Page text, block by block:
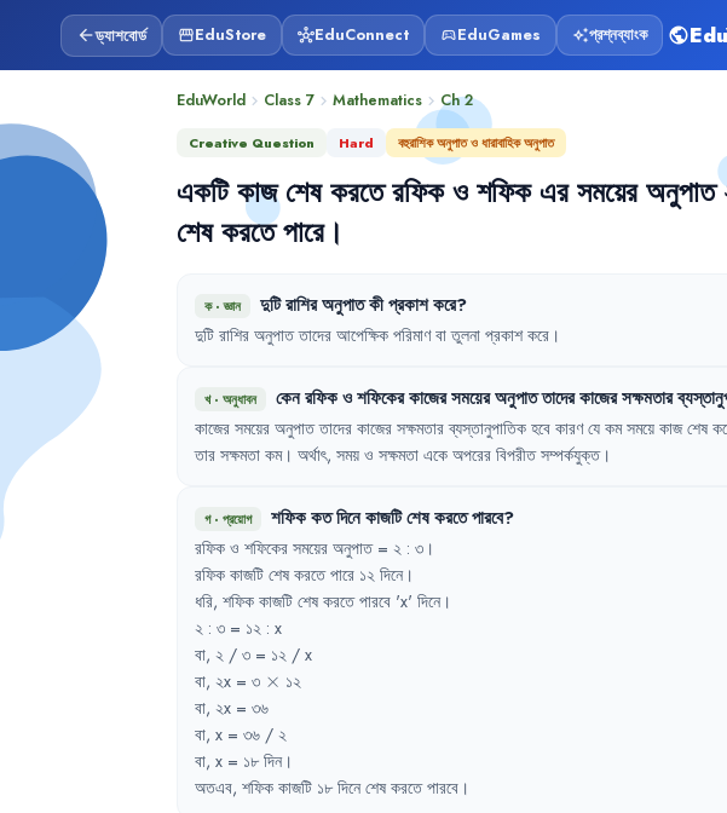
arrow_backড্যাশবোর্ড storefrontEduStore hubEduConnect sports_esportsEduGames auto_awesomeপ্রশ্নব্যাংক public
EduWorld chevron_right Class 7 chevron_right Mathematics chevron_right Ch2
Creative Question Hard বহুরাশিক অনুপাত ও ধারাবাহিক অনুপাত
একটি কাজ শেষ করতে রফিক ও শফিক এর সময়ের অনুপাত
শেষ করতে পারে।
ক·জ্ঞান দুটিরাশিরঅনুপাতকীপ্রকাশকরে?
দুটি রাশির অনুপাত তাদের আপেক্ষিক পরিমাণ বা তুলনা প্রকাশ করে ।
খ· অনুধাবন কেনরফিকওশফিকেরকাজেরসময়েরঅনুপাততাদেরকাজেরসক্ষমতার
কাজের সময়ের অনুপাত তাদের কাজের সক্ষমতার ব্যস্তানুপাতিক হবে কারণ যে কম সময়ে কাজ শেষ
তার সক্ষমতা কম। অর্থাৎ, সময় ও সক্ষমতা একে অপরের বিপরীত সম্পর্কযুক্ত।
গ· প্রয়োগ শফিককতদিনেকাজটিশেষকরতেপারবে?
রফিক ও শফিকের সময়ের অনুপাত = ২ : ৩ ।
রফিক কাজটি শেষ করতে পারে ১২ দিনে।
ধরি, শফিক কাজটি শেষ করতে পারবে 'x' দিনে।
২ : ৩ = ১২ : x
বা, ২ / ৩ = ১২ / x
বা, ২x = ৩ \times
× ১২
বা, ২x = ৩৬
বা, x = ৩৬ / ২
বা, x = ১৮ দিন।
অতএব, শফিক কাজটি ১৮ দিনে শেষ করতে পারবে ।